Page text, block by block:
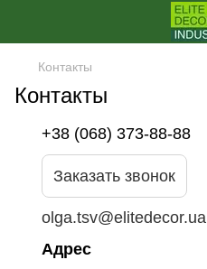
Контакты
Контакты
+38 (068) 373-88-88
Заказать звонок
olga.tsv@elitedecor.ua
Адрес